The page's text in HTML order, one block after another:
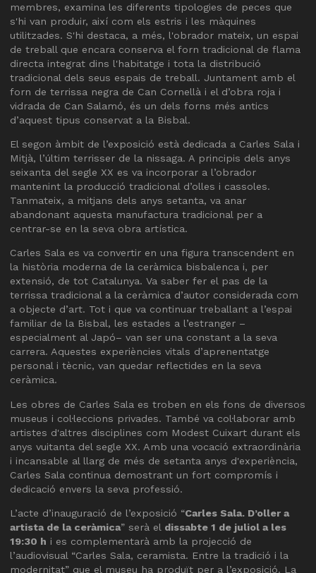
membres, examina les diferents tipologies de peces que
s'hi van produir, així com els estris i les màquines
utilitzades. S'hi destaca, a més, l'obrador mateix, un espai
de treball que encara conserva el forn tradicional de flama
directa integrat dins l'habitatge i tota la distribució
tradicional dels seus espais de treball. Juntament amb el
forn de terrissa negra de Can Cornellà i el d’obra roja i
vidrada de Can Salamó, és un dels forns més antics
d’aquest tipus conservat a la Bisbal.
El segon àmbit de l’exposició està dedicada a Carles Sala i
Mitjà, l’últim terrisser de la nissaga. A principis dels anys
seixanta del segle XX es va incorporar a l’obrador
mantenint la producció tradicional d’olles i cassoles.
Tanmateix, a mitjans dels anys setanta, va anar
abandonant aquesta manufactura tradicional per a
centrar-se en la seva obra artística.
Carles Sala es va convertir en una figura transcendent en
la història moderna de la ceràmica bisbalenca i, per
extensió, de tot Catalunya. Va saber fer el pas de la
terrissa tradicional a la ceràmica d’autor considerada com
a objecte d’art. Tot i que va continuar treballant a l’espai
familiar de la Bisbal, les estades a l’estranger –
especialment al Japó– van ser una constant a la seva
carrera. Aquestes experiències vitals d’aprenentatge
personal i tècnic, van quedar reflectides en la seva
ceràmica.
Les obres de Carles Sala es troben en els fons de diversos
museus i col·leccions privades. També va col·laborar amb
artistes d'altres disciplines com Modest Cuixart durant els
anys vuitanta del segle XX. Amb una vocació extraordinària
i incansable al llarg de més de setanta anys d'experiència,
Carles Sala continua demostrant un fort compromís i
dedicació envers la seva professió.
L’acte d’inauguració de l’exposició “Carles Sala. D’oller a
artista de la ceràmica” serà el dissabte 1 de juliol a les
19:30 h i es complementarà amb la projecció de
l’audiovisual “Carles Sala, ceramista. Entre la tradició i la
modernitat” que el museu ha produït per a l’exposició. La